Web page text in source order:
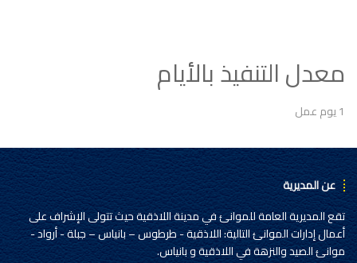
معدل التنفيذ بالأيام
1 يوم عمل
عن المديرية
تقع المديرية العامة للموانئ في مدينة اللاذقية حيث تتولى الإشراف على
أعمال إدارات الموانئ التالية: اللاذقية - طرطوس – بانياس – جبلة - أرواد -
موانئ الصيد والنزهة في اللاذقية و بانياس.